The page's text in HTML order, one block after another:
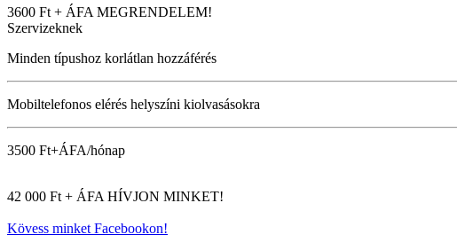
3600 Ft + ÁFA MEGRENDELEM!
Szervizeknek
Minden típushoz korlátlan hozzáférés
Mobiltelefonos elérés helyszíni kiolvasásokra
3500 Ft+ÁFA/hónap
42 000 Ft + ÁFA HÍVJON MINKET!
Kövess minket Facebookon!